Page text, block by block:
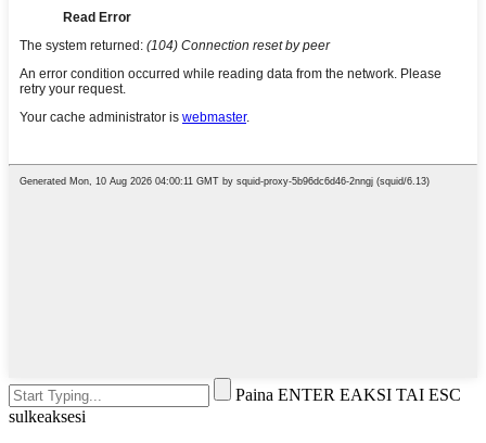
Paina ENTER EAKSI TAI ESC
sulkeaksesi